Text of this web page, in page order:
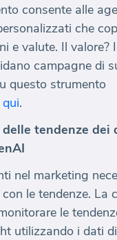
consente alle
che
e valute. Il valore?
campagne di
questo strumento
qui.
tendenze dei
nel marketing
le tendenze. La
le
utilizzando i dati